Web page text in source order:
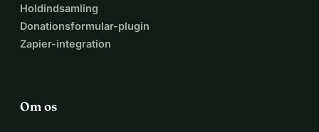
Holdindsamling
Donationsformular-plugin
Zapier-integration
Om os